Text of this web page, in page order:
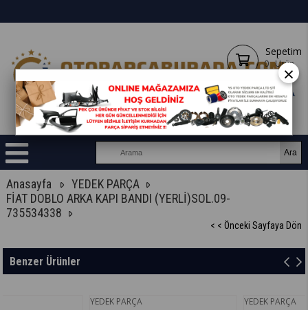
Sepetim
0 Ürün
Anasayfa
YEDEK PARÇA
FİAT DOBLO ARKA KAPI BANDI (YERLİ)SOL.09-
735534338
< < Önceki Sayfaya Dön
Benzer Ürünler
YEDEK PARÇA YEDEK PARÇA
×